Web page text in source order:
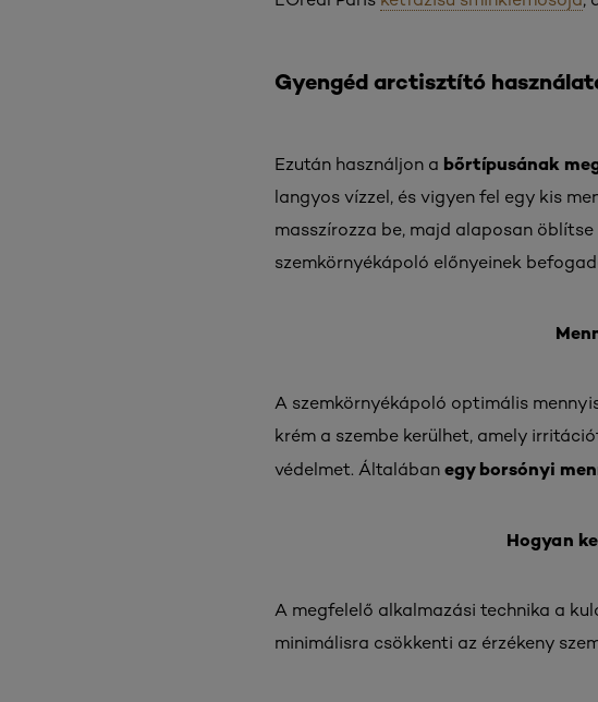
Gyengéd arctisztító
Ezután használjon a bőrtípusának
langyos vízzel, és vigyen fel egy kis
masszírozza be, majd alaposan
szemkörnyékápoló előnyeinek
A szemkörnyékápoló optimális
krém a szembe kerülhet, amely
védelmet. Általában egy borsónyi
Hogyan
A megfelelő alkalmazási technika a
minimálisra csökkenti az érzékeny